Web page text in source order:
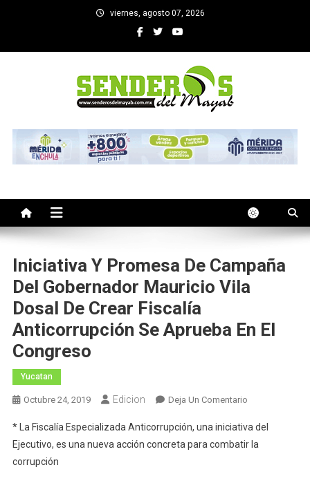
viernes, agosto 07, 2026
SENDEROS DEL MAYAB
Iniciativa Y Promesa De Campaña
Del Gobernador Mauricio Vila
Dosal De Crear Fiscalía
Anticorrupción Se Aprueba En El
Congreso
Yucatan
Octubre 24, 2019 Edicion Deja Un ComentarioEn
Y
Promesa
* La Fiscalía Especializada Anticorrupción, una iniciativa del
Ejecutivo, es una nueva acción concreta para combatir la
corrupción